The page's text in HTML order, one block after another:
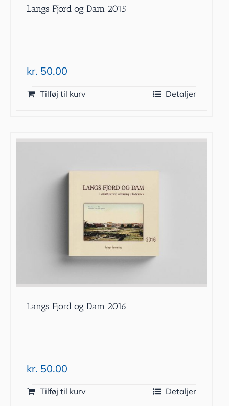
Langs Fjord og Dam 2015
kr. 50.00
Tilføj til kurv Detaljer
Langs Fjord og Dam 2016
kr. 50.00
Tilføj til kurv Detaljer